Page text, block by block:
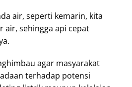
air, seperti kemarin, kita
air, sehingga api cepat
agar masyarakat
terhadap potensi